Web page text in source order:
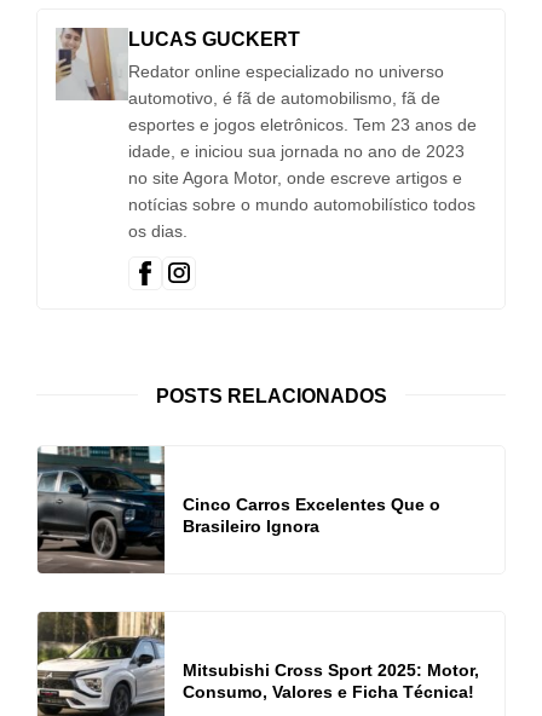
LUCAS GUCKERT
Redator online especializado no universo
automotivo, é fã de automobilismo, fã de
esportes e jogos eletrônicos. Tem 23 anos de
idade, e iniciou sua jornada no ano de 2023
no site Agora Motor, onde escreve artigos e
notícias sobre o mundo automobilístico todos
os dias.
POSTS RELACIONADOS
Cinco Carros Excelentes Que o
Brasileiro Ignora
Mitsubishi Cross Sport 2025: Motor,
Consumo, Valores e Ficha Técnica!